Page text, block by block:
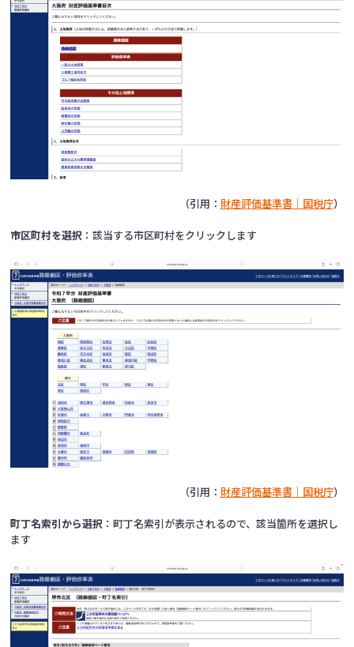
（引用： 財産評価基準書｜国税庁）
市区町村を選択 ：該当する市区町村をクリックします
（引用： 財産評価基準書｜国税庁）
町丁名索引から選択 ：町丁名索引が表示されるので、該当箇所を選択し
ます